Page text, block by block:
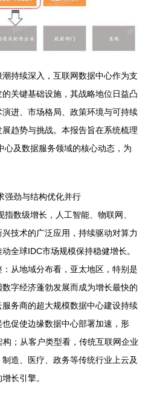
持续深入，互联网数据中心作为支
关键基础设施，其战略地位日益凸
进、市场格局、政策环境与可持续
趋势与挑战。本报告旨在系统梳理
心及数据服务领域的核心动态，为
强劲与结构优化并行
数级增长，人工智能、物联网、
技术的广泛应用，持续驱动对算力
全球IDC市场规模保持稳健增长。
从地域分布看，亚太地区，特别是
字经济蓬勃发展而成为增长最快的
务商的超大规模数据中心建设持续
促使边缘数据中心部署加速，形
构；从客户类型看，传统互联网企业
造、医疗、政务等传统行业上云及
长引擎。